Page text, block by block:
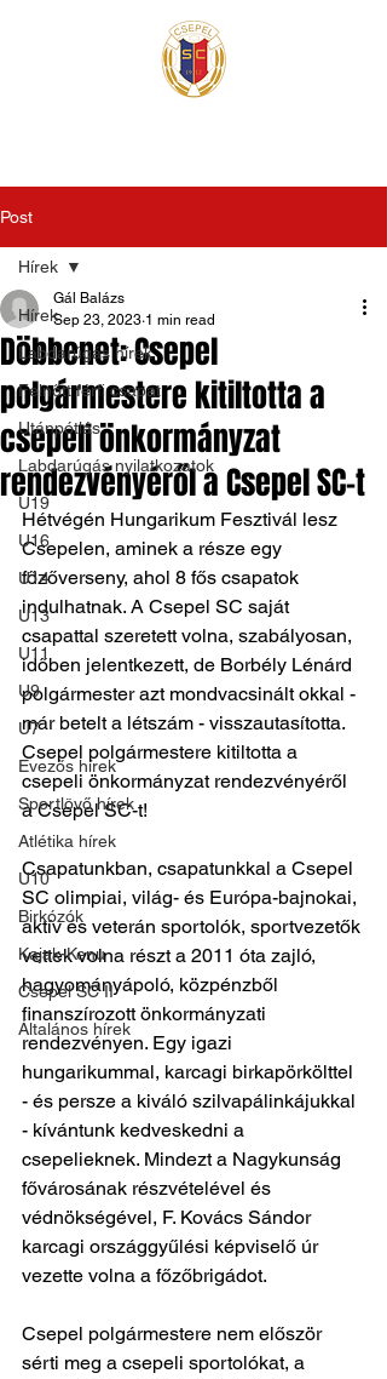
Post
Hírek
Labdarúgás hírek
Felnőtt férfi csapat
Utánpótlás
Labdarúgás nyilatkozatok
U19
U16
U14
U13
U11
U9
U7
Evezős hírek
Sportlövő hírek
Atlétika hírek
U10
Birkózók
Kajak-Kenu
Csepel SC II
Általános hírek
Hírek
Döbbenet: Csepel
polgármestere kitiltotta a
csepeli önkormányzat
rendezvényéről a Csepel SC-t
Gál Balázs
Sep 23, 2023 1 min read
Hétvégén Hungarikum Fesztivál lesz
Csepelen, aminek a része egy
főzőverseny, ahol 8 fős csapatok
indulhatnak. A Csepel SC saját
csapattal szeretett volna, szabályosan,
időben jelentkezett, de Borbély Lénárd
polgármester azt mondvacsinált okkal -
már betelt a létszám - visszautasította.
Csepel polgármestere kitiltotta a
csepeli önkormányzat rendezvényéről
a Csepel SC-t!
Csapatunkban, csapatunkkal a Csepel
SC olimpiai, világ- és Európa-bajnokai,
aktív és veterán sportolók, sportvezetők
vettek volna részt a 2011 óta zajló,
hagyományápoló, közpénzből
finanszírozott önkormányzati
rendezvényen. Egy igazi
hungarikummal, karcagi birkapörkölttel
- és persze a kiváló szilvapálinkájukkal
- kívántunk kedveskedni a
csepelieknek. Mindezt a Nagykunság
fővárosának részvételével és
védnökségével, F. Kovács Sándor
karcagi országgyűlési képviselő úr
vezette volna a főzőbrigádot.
Csepel polgármestere nem először
sérti meg a csepeli sportolókat, a